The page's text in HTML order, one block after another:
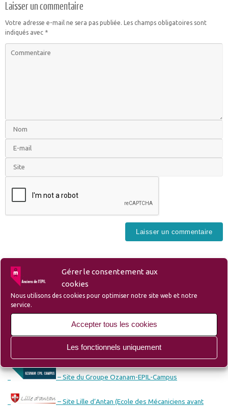
Gérer le consentement aux
cookies
Nous utilisons des cookies pour optimiser notre site web et notre
service.
Accepter tous les cookies
Les fonctionnels uniquement
Laisser un commentaire
Votre adresse e-mail ne sera pas publiée. Les champs obligatoires sont
indiqués avec *
Liens
– Liste des membres et sympathisants de l’Amicale
– Site du Groupe Ozanam-EPIL-Campus
– Site Lille d’Antan (Ecole des Mécaniciens avant